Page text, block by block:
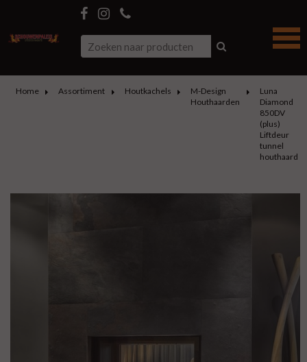
Home Assortiment Houtkachels
M-Design
Houthaarden
Luna
Diamond
850DV
(plus)
Liftdeur
tunnel
houthaard